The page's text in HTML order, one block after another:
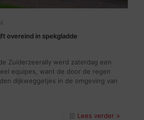
overeind in spekgladde
Zuiderzeerally werd zaterdag een
equipes, want de door de regen
dijkweggetjes in de omgeving van
Lees verder >